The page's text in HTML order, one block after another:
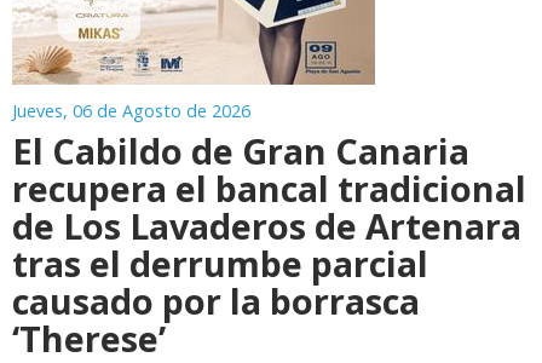
Jueves, 06 de Agosto de 2026
El Cabildo de Gran Canaria
recupera el bancal tradicional
de Los Lavaderos de Artenara
tras el derrumbe parcial
causado por la borrasca
‘Therese’